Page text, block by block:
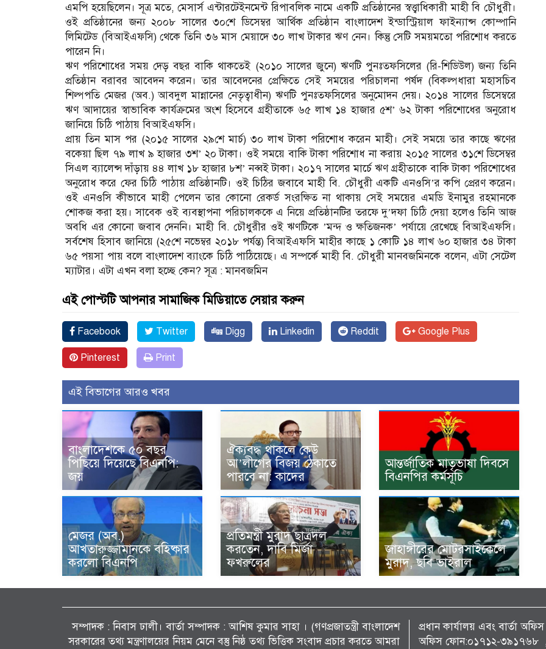
এমপি হয়েছিলেন। সূত্র মতে, মেসার্স এন্টারটেইনমেন্ট রিপাবলিক নামে একটি প্রতিষ্ঠানের স্বত্ত্বাধিকারী মাহী বি চৌধুরী।
ওই প্রতিষ্ঠানের জন্য ২০০৮ সালের ৩০শে ডিসেম্বর আর্থিক প্রতিষ্ঠান বাংলাদেশ ইন্ডাস্ট্রিয়াল ফাইন্যান্স কোম্পানি
লিমিটেড (বিআইএফসি) থেকে তিনি ৩৬ মাস মেয়াদে ৩০ লাখ টাকার ঋণ নেন। কিন্তু সেটি সময়মতো পরিশোধ করতে
পারেন নি।
ঋণ পরিশোধের সময় দেড় বছর বাকি থাকতেই (২০১০ সালের জুনে) ঋণটি পুনঃতফসিলের (রি-শিডিউল) জন্য তিনি
প্রতিষ্ঠান বরাবর আবেদন করেন। তার আবেদনের প্রেক্ষিতে সেই সময়ের পরিচালনা পর্ষদ (বিকল্পধারা মহাসচিব
শিল্পপতি মেজর (অব.) আবদুল মান্নানের নেতৃত্বাধীন) ঋণটি পুনঃতফসিলের অনুমোদন দেয়। ২০১৪ সালের ডিসেম্বরে
ঋণ আদায়ের স্বাভাবিক কার্যক্রমের অংশ হিসেবে গ্রহীতাকে ৬৫ লাখ ১৪ হাজার ৫শ’ ৬২ টাকা পরিশোধের অনুরোধ
জানিয়ে চিঠি পাঠায় বিআইএফসি।
প্রায় তিন মাস পর (২০১৫ সালের ২৯শে মার্চ) ৩০ লাখ টাকা পরিশোধ করেন মাহী। সেই সময়ে তার কাছে ঋণের
বকেয়া ছিল ৭৯ লাখ ৯ হাজার ৩শ’ ২০ টাকা। ওই সময়ে বাকি টাকা পরিশোধ না করায় ২০১৫ সালের ৩১শে ডিসেম্বর
সিএল ব্যালেন্স দাঁড়ায় ৪৪ লাখ ১৮ হাজার ৮শ’ নব্বই টাকা। ২০১৭ সালের মার্চে ঋণ গ্রহীতাকে বাকি টাকা পরিশোধের
অনুরোধ করে ফের চিঠি পাঠায় প্রতিষ্ঠানটি। ওই চিঠির জবাবে মাহী বি. চৌধুরী একটি এনওসি’র কপি প্রেরণ করেন।
ওই এনওসি কীভাবে মাহী পেলেন তার কোনো রেকর্ড সংরক্ষিত না থাকায় সেই সময়ের এমডি ইনামুর রহমানকে
শোকজ করা হয়। সাবেক ওই ব্যবস্থাপনা পরিচালককে এ নিয়ে প্রতিষ্ঠানটির তরফে দু’দফা চিঠি দেয়া হলেও তিনি আজ
অবধি এর কোনো জবাব দেননি। মাহী বি. চৌধুরীর ওই ঋণটিকে ’মন্দ ও ক্ষতিজনক’ পর্যায়ে রেখেছে বিআইএফসি।
সর্বশেষ হিসাব জানিয়ে (২৫শে নভেম্বর ২০১৮ পর্যন্ত) বিআইএফসি মাহীর কাছে ১ কোটি ১৪ লাখ ৬০ হাজার ৩৪ টাকা
৬৫ পয়সা পায় বলে বাংলাদেশ ব্যাংকে চিঠি পাঠিয়েছে। এ সম্পর্কে মাহী বি. চৌধুরী মানবজমিনকে বলেন, এটা সেটেল
ম্যাটার। এটা এখন বলা হচ্ছে কেন? সূত্র : মানবজমিন
এই পোস্টটি আপনার সামাজিক মিডিয়াতে সেয়ার করুন
Facebook Twitter Digg Linkedin Reddit Google Plus
Pinterest Print
এই বিভাগের আরও খবর
বাংলাদেশকে ৫০ বছর
পিছিয়ে দিয়েছে বিএনপি:
জয়
ঐক্যবদ্ধ থাকলে কেউ
আ’লীগের বিজয় ঠেকাতে
পারবে না: কাদের
আন্তর্জাতিক মাতৃভাষা দিবসে
বিএনপির কর্মসূচি
মেজর (অব.)
আখতারুজ্জামানকে বহিষ্কার
করলো বিএনপি
প্রতিমন্ত্রী মুরাদ ছাত্রদল
করতেন, দাবি মির্জা
ফখরুলের
জাহাঙ্গীরের মোটরসাইকেলে
মুরাদ, ছবি ভাইরাল
সম্পাদক : নিবাস ঢালী। বার্তা সম্পাদক : আশিষ কুমাৱ সাহা । (গণপ্রজাতন্ত্রী বাংলাদেশ
সরকারের তথ্য মন্ত্রণালয়ের নিয়ম মেনে বস্তু নিষ্ঠ তথ্য ভিত্তিক সংবাদ প্রচার করতে আমরা
প্রধান কার্যালয় এবং বার্তা
অফিস ফোন:০১৭১২-৩৯১৭৬৮